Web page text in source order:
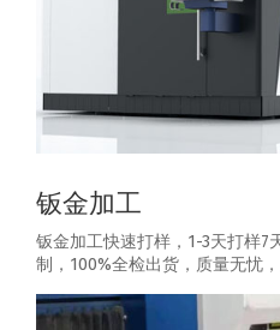
钣金加工
钣金加工快速打样，1-3天打样7
制，100%全检出货，质量无忧